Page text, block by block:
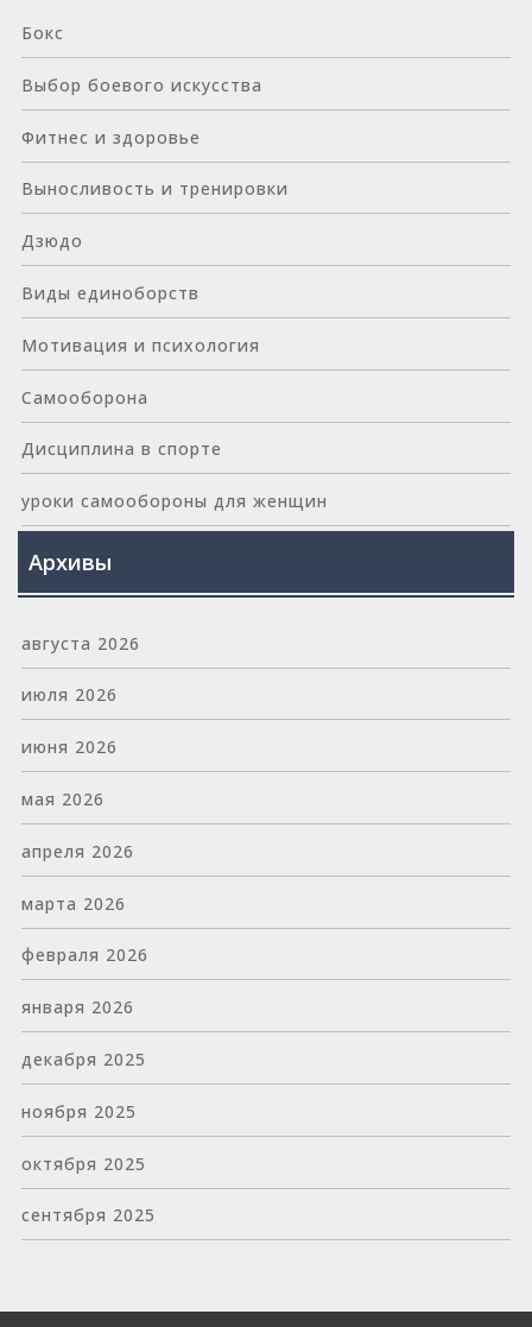
Бокс
Выбор боевого искусства
Фитнес и здоровье
Выносливость и тренировки
Дзюдо
Виды единоборств
Мотивация и психология
Самооборона
Дисциплина в спорте
уроки самообороны для женщин
Архивы
августа 2026
июля 2026
июня 2026
мая 2026
апреля 2026
марта 2026
февраля 2026
января 2026
декабря 2025
ноября 2025
октября 2025
сентября 2025